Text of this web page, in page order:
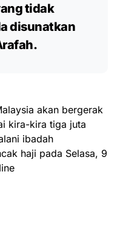
tidak
disunatkan
akan bergerak
kira-kira tiga juta
ibadah
haji pada Selasa, 9